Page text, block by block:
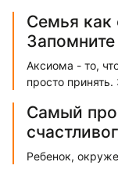
Семья как
Аксиома - то,
просто принять.
Самый
Ребенок,